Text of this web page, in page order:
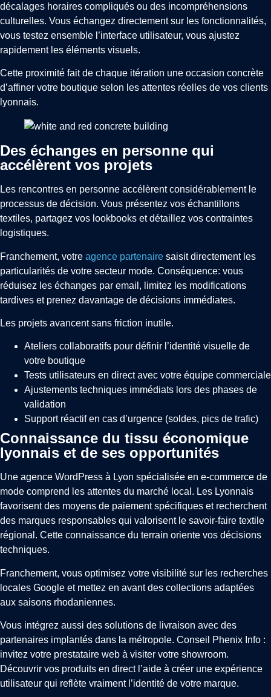
décalages horaires compliqués ou des incompréhensions
culturelles. Vous échangez directement sur les fonctionnalités,
vous testez ensemble l’interface utilisateur, vous ajustez
rapidement les éléments visuels.
Cette proximité fait de chaque itération une occasion concrète
d’affiner votre boutique selon les attentes réelles de vos clients
lyonnais.
Des échanges en personne qui
accélèrent vos projets
Les rencontres en personne accélèrent considérablement le
processus de décision. Vous présentez vos échantillons
textiles, partagez vos lookbooks et détaillez vos contraintes
logistiques.
Franchement, votre agence partenaire saisit directement les
particularités de votre secteur mode. Conséquence: vous
réduisez les échanges par email, limitez les modifications
tardives et prenez davantage de décisions immédiates.
Les projets avancent sans friction inutile.
Ateliers collaboratifs pour définir l’identité visuelle de
votre boutique
Tests utilisateurs en direct avec votre équipe commerciale
Ajustements techniques immédiats lors des phases de
validation
Support réactif en cas d’urgence (soldes, pics de trafic)
Connaissance du tissu économique
lyonnais et de ses opportunités
Une agence WordPress à Lyon spécialisée en e-commerce de
mode comprend les attentes du marché local. Les Lyonnais
favorisent des moyens de paiement spécifiques et recherchent
des marques responsables qui valorisent le savoir-faire textile
régional. Cette connaissance du terrain oriente vos décisions
techniques.
Franchement, vous optimisez votre visibilité sur les recherches
locales Google et mettez en avant des collections adaptées
aux saisons rhodaniennes.
Vous intégrez aussi des solutions de livraison avec des
partenaires implantés dans la métropole. Conseil Phenix Info :
invitez votre prestataire web à visiter votre showroom.
Découvrir vos produits en direct l’aide à créer une expérience
utilisateur qui reflète vraiment l’identité de votre marque.